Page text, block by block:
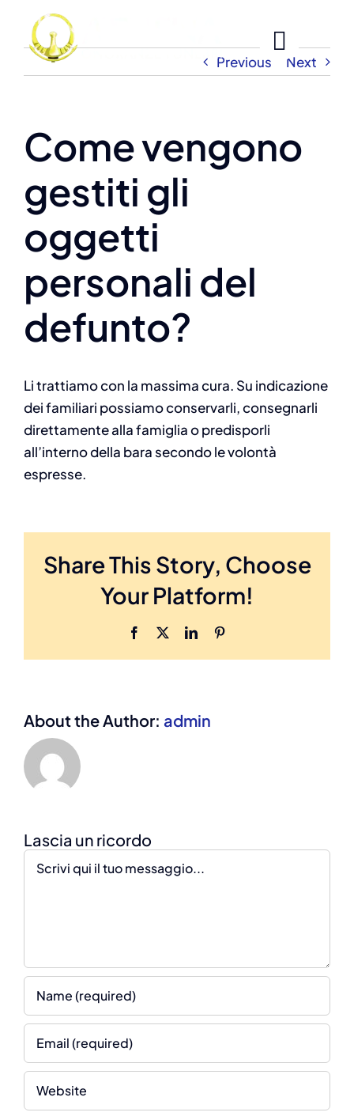
content
Previous Next
Come vengono
gestiti gli
oggetti
personali del
defunto?
Li trattiamo con la massima cura. Su indicazione
dei familiari possiamo conservarli, consegnarli
direttamente alla famiglia o predisporli
all’interno della bara secondo le volontà
espresse.
Share This Story, Choose
Your Platform!
FacebookLinkedIn
About the Author: admin
Comment